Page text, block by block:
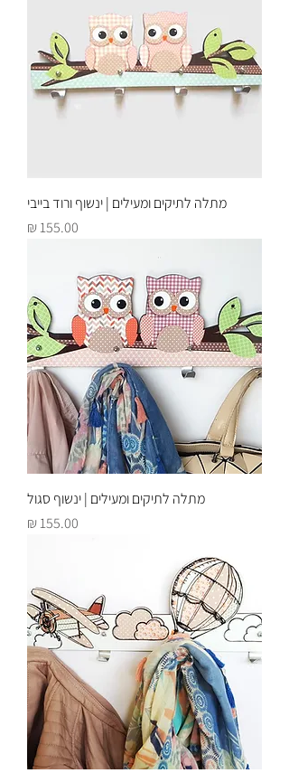
מתלה לתיקים ומעילים | ינשוף ורוד בייבי
מחיר
מתלה לתיקים ומעילים | ינשוף סגול
מחיר